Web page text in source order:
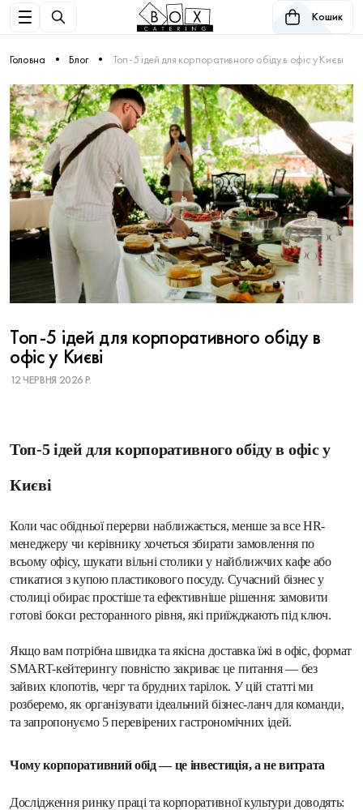
Кошик
Головна Блог Топ-5 ідей для корпоративного обіду в офіс у Києві
Топ-5 ідей для корпоративного обіду в
офіс у Києві
12 ЧЕРВНЯ 2026 Р.
Топ-5 ідей для корпоративного обіду в офіс у
Києві
Коли час обідньої перерви наближається, менше за все HR-
менеджеру чи керівнику хочеться збирати замовлення по
всьому офісу, шукати вільні столики у найближчих кафе або
стикатися з купою пластикового посуду. Сучасний бізнес у
столиці обирає простіше та ефективніше рішення: замовити
готові бокси ресторанного рівня, які приїжджають під ключ.
Якщо вам потрібна швидка та якісна доставка їжі в офіс, формат
SMART-кейтерингу повністю закриває це питання — без
зайвих клопотів, черг та брудних тарілок. У цій статті ми
розберемо, як організувати ідеальний бізнес-ланч для команди,
та запропонуємо 5 перевірених гастрономічних ідей.
Чому корпоративний обід — це інвестиція, а не витрата
Дослідження ринку праці та корпоративної культури доводять: